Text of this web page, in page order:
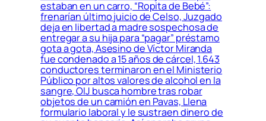
estaban en un carro, “Ropita de Bebé”:
frenarían último juicio de Celso, Juzgado
deja en libertad a madre sospechosa de
entregar a su hija para “pagar” préstamo
gota a gota, Asesino de Víctor Miranda
fue condenado a 15 años de cárcel, 1.643
conductores terminaron en el Ministerio
Público por altos valores de alcohol en la
sangre, OIJ busca hombre tras robar
objetos de un camión en Pavas, Llena
formulario laboral y le sustraen dinero de